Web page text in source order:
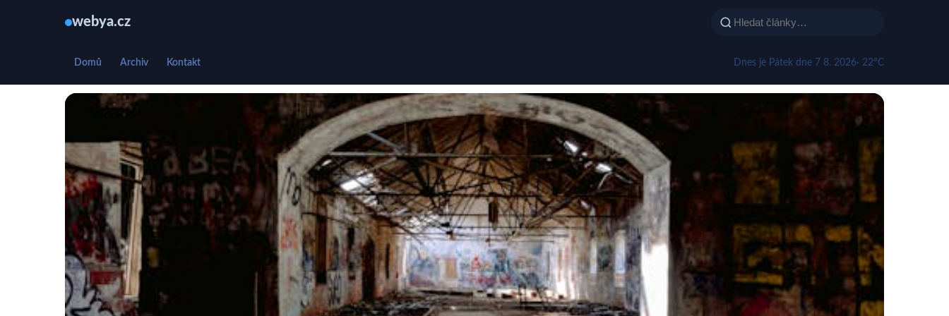
webya.cz
Domů Archiv Kontakt Dnes je Pátek dne 7 8. 2026· 22°C